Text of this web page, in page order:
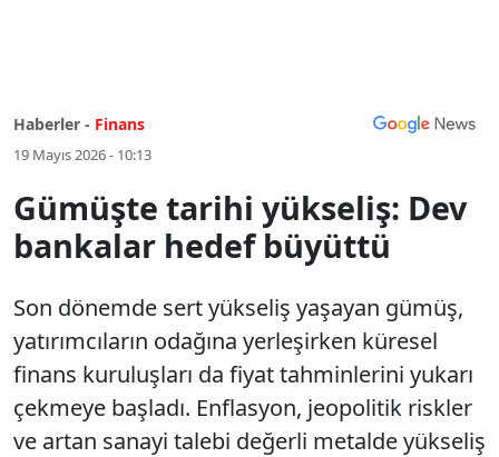
Haberler - Finans
19 Mayıs 2026 - 10:13
Gümüşte tarihi yükseliş: Dev
bankalar hedef büyüttü
Son dönemde sert yükseliş yaşayan gümüş,
yatırımcıların odağına yerleşirken küresel
finans kuruluşları da fiyat tahminlerini yukarı
çekmeye başladı. Enflasyon, jeopolitik riskler
ve artan sanayi talebi değerli metalde yükseliş